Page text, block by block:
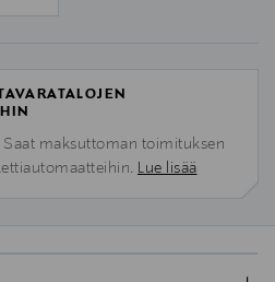
maksuttoman toimituksen
Lue lisää